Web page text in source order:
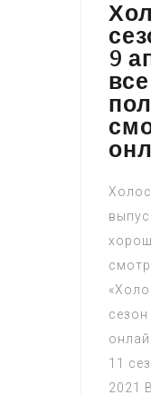
9
11
2021